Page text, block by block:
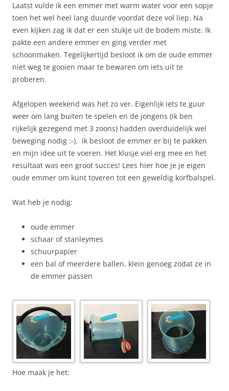
Laatst vulde ik een emmer met warm water voor een sopje
toen het wel heel lang duurde voordat deze vol liep. Na
even kijken zag ik dat er een stukje uit de bodem miste. Ik
pakte een andere emmer en ging verder met
schoonmaken. Tegelijkertijd besloot ik om de oude emmer
niet weg te gooien maar te bewaren om iets uit te
proberen.
Afgelopen weekend was het zo ver. Eigenlijk iets te guur
weer om lang buiten te spelen en de jongens (ik ben
rijkelijk gezegend met 3 zoons) hadden overduidelijk wel
beweging nodig :-). Ik besloot de emmer er bij te pakken
en mijn idee uit te voeren. Het klusje viel erg mee en het
resultaat was een groot succes! Lees hier hoe je je eigen
oude emmer om kunt toveren tot een geweldig korfbalspel.
Wat heb je nodig:
oude emmer
schaar of stanleymes
schuurpapier
een bal of meerdere ballen, klein genoeg zodat ze in
de emmer passen
Hoe maak je het: